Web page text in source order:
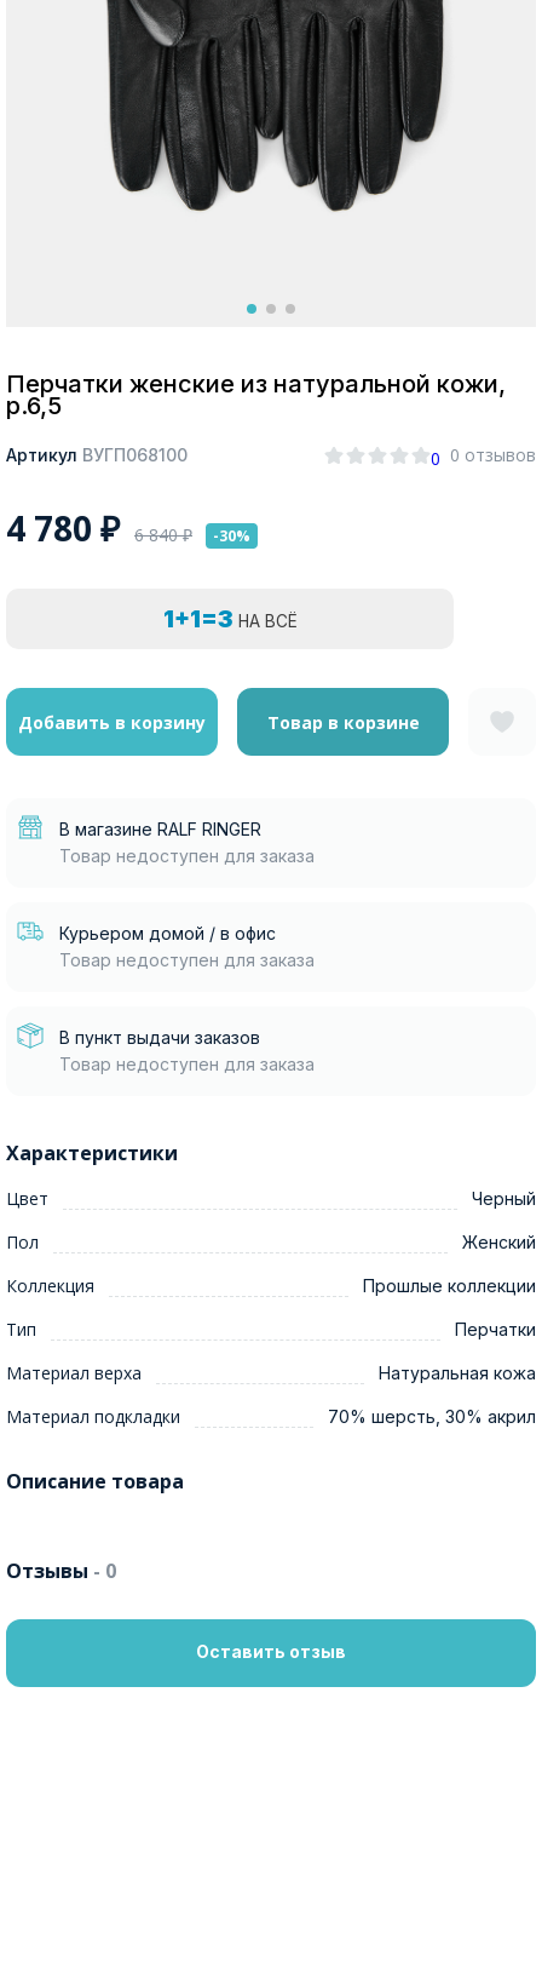
Москва
Перчатки женские из натуральной кожи,
р.6,5
Артикул ВУГП068100 0 0 отзывов
4 780 ₽ 6 840₽ -30%
1+1=3 НА ВСЁ
Добавить в корзину Товар в корзине
В магазине RALF RINGER
Товар недоступен для заказа
Курьером домой / в офис
Товар недоступен для заказа
В пункт выдачи заказов
Товар недоступен для заказа
Характеристики
Цвет Черный
Пол Женский
Коллекция Прошлые коллекции
Тип Перчатки
Материал верха Натуральная кожа
Материал подкладки 70% шерсть, 30% акрил
Описание товара
Отзывы - 0
Оставить отзыв